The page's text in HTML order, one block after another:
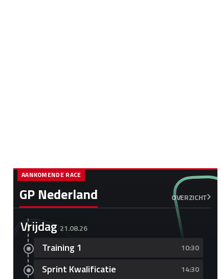
GP Nederland OVERZICHT
AANKOMENDE RACE
Vrijdag 21.08.26
Training 1 10:30
Sprint Kwalificatie 14:30